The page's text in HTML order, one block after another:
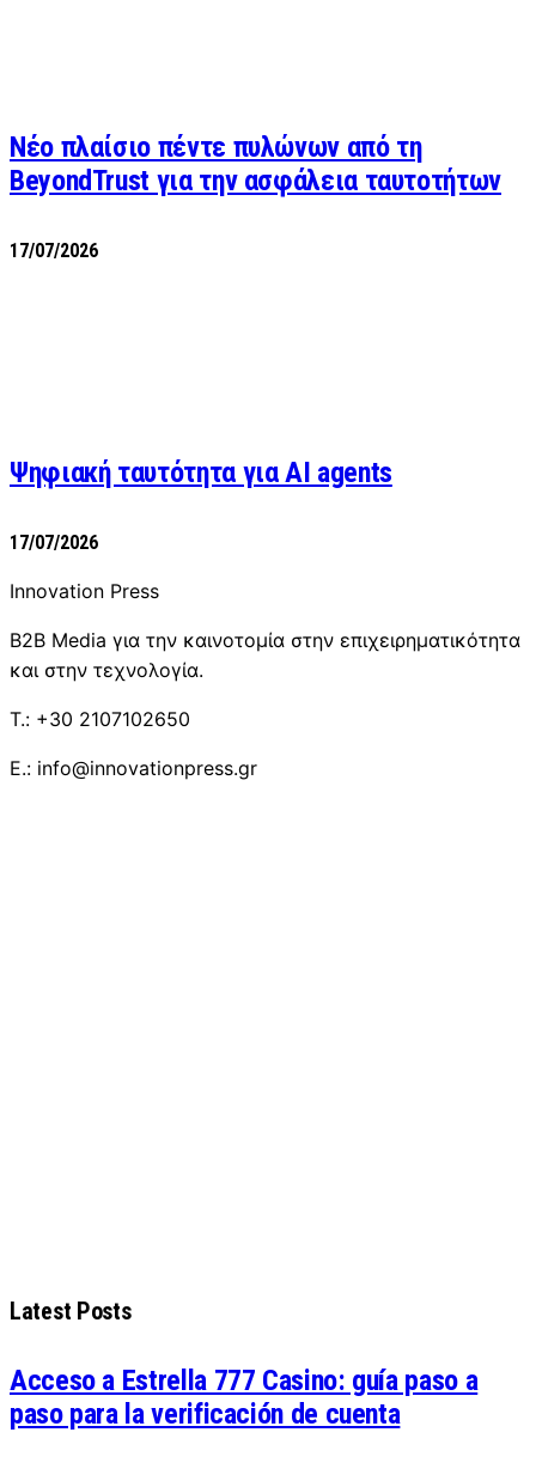
Νέο πλαίσιο πέντε πυλώνων από τη
BeyondTrust για την ασφάλεια ταυτοτήτων
17/07/2026
Ψηφιακή ταυτότητα για AI agents
17/07/2026
Innovation Press
B2B Media για την καινοτομία στην επιχειρηματικότητα
και στην τεχνολογία.
T.: +30 2107102650
E.: info@innovationpress.gr
Latest Posts
Acceso a Estrella 777 Casino: guía paso a
paso para la verificación de cuenta